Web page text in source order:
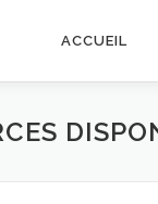
ACCUEIL